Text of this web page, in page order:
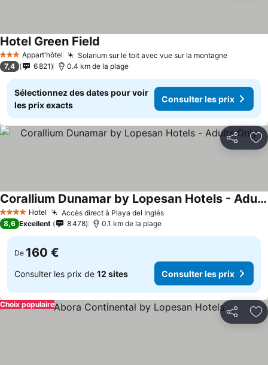
3 ÉtoilesAppart'hôtel Solarium sur le toit avec vue sur la montagne
Hotel Green Field
7,4 6 821 0.4 km de la plage
Sélectionnez des dates pour voir
les prix exacts
Consulter les prix
Partager
4 Étoiles Hotel Accès direct à Playa del InglésConsulter les prix
Corallium Dunamar by Lopesan Hotels - Adults Only
Consulter les prix
8,6 Excellent 8 478 0.1 km de la plage
De 160 €
Consulter les prix de 12 sites Consulter les prix
Partager
Choix populaire